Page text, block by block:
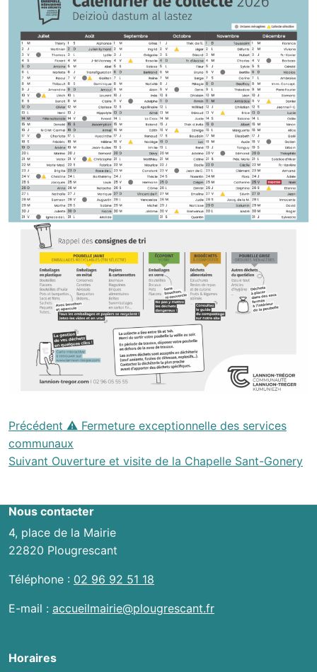
Navigation
entre
les
Précédent ⚠️ Fermeture exceptionnelle des services
communaux
Suivant Ouverture et visite de la Chapelle Sant-Gonery
Nous contacter
4, place de la Mairie
22820 Plougrescant
Téléphone : 02 96 92 51 18
E-mail : accueilmairie@plougrescant.fr
Horaires